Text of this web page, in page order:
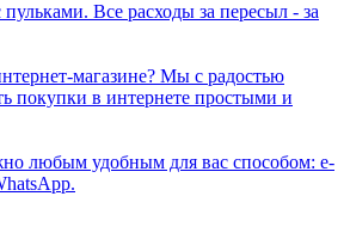
Все расходы за пересыл - за
магазине? Мы с радостью
покупки в интернете простыми и
любым удобным для вас способом: e-